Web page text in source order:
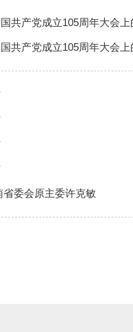
共产党成立105周年大会
共产党成立105周年大会
委会原主委许克敏